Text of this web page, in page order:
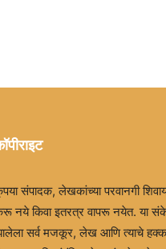
संपादक, लेखकांच्या परवानगी
नये किवा इतरत्र वापरू नयेत. या
सर्व मजकूर, लेख आणि त्याचे